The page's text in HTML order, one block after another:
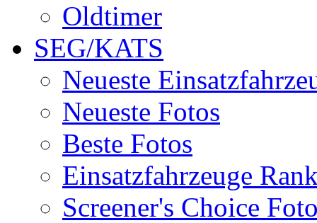
Oldtimer
SEG/KATS
Neueste
Neueste Fotos
Beste Fotos
Einsatzfahrzeuge
Screener's Choice